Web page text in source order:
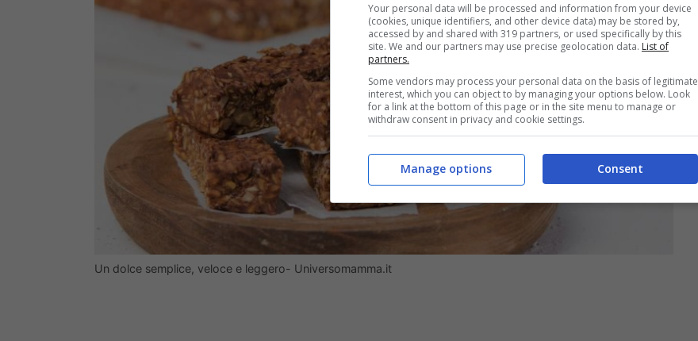
Un dolce semplice, veloce e leggero- Universomamma.it
Your personal data will be processed and information from your device
(cookies, unique identifiers, and other device data) may be stored by,
accessed by and shared with 319 partners, or used specifically by this
site. We and our partners may use precise geolocation data. List of
partners.
Some vendors may process your personal data on the basis of legitimate
interest, which you can object to by managing your options below. Look
for a link at the bottom of this page or in the site menu to manage or
withdraw consent in privacy and cookie settings.
Consent
Manage options